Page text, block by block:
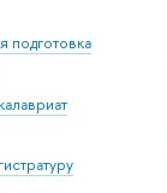
подготовка